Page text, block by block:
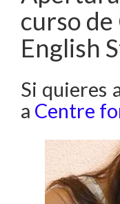
curso
English
Si quieres
a Centre